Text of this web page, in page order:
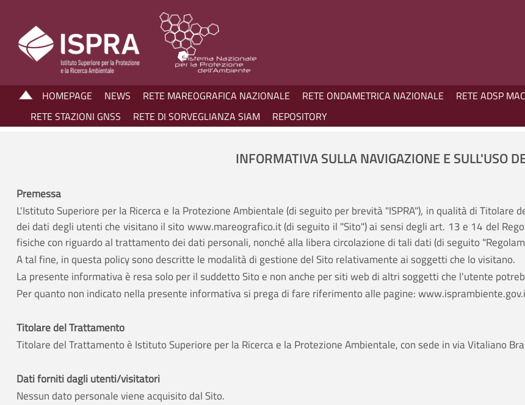
HOMEPAGE NEWS RETE MAREOGRAFICA NAZIONALE RETE ONDAMETRICA NAZIONALE RETE ADSP MAC
RETE STAZIONI GNSS
RETE DI SORVEGLIANZA SIAM REPOSITORY
INFORMATIVA SULLA NAVIGAZIONE E SULL'USO
Premessa
L'Istituto Superiore per la Ricerca e la Protezione Ambientale (di seguito per brevità "ISPRA"), in qualità di
dei dati degli utenti che visitano il sito www.mareografico.it (di seguito il "Sito") ai sensi degli art. 13 e 14 del
fisiche con riguardo al trattamento dei dati personali, nonché alla libera circolazione di tali dati (di seguito
A tal fine, in questa policy sono descritte le modalità di gestione del Sito relativamente ai soggetti che lo visitano.
La presente informativa è resa solo per il suddetto Sito e non anche per siti web di altri soggetti che l'utente
Per quanto non indicato nella presente informativa si prega di fare riferimento alle pagine:
Titolare del Trattamento
Titolare del Trattamento è Istituto Superiore per la Ricerca e la Protezione Ambientale, con sede in via Vitaliano
Dati forniti dagli utenti/visitatori
Nessun dato personale viene acquisito dal Sito.